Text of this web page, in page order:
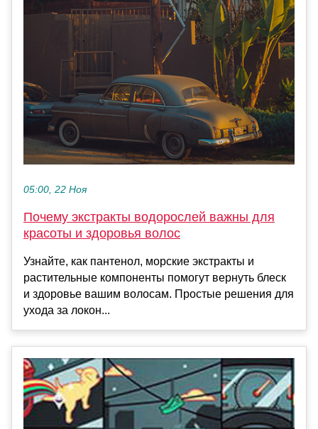
05:00, 22 Ноя
Почему экстракты водорослей важны для
красоты и здоровья волос
Узнайте, как пантенол, морские экстракты и
растительные компоненты помогут вернуть блеск
и здоровье вашим волосам. Простые решения для
ухода за локон...